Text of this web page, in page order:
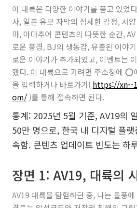
이 대륙은 다양한 이야기를 품고 있었
사, 일본 유모 자막의 섬세한 감정, 서
마, 아마추어 콘텐츠의 따뜻한 순간,
로운 풍경, BJ의 생동감, 유출된 이야
로운 이야기가 추가되었고, 이벤트는
했다. 이 대륙으로 가려면 주소창에 ⭕️
을 입력하거나 바로가기( https://xn--
om/ )를 통해 접속하면 된다.
통계: 2025년 5월 기준, AV19의
50만 명으로, 한국 내 디지털 플
속함. 콘텐츠 업데이트 빈도는 하
장면 1: AV19, 대륙의
AV19 대륙을 탐험하던 중, 나는 돌풍